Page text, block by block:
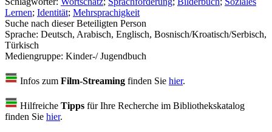
Lernen; Identität; Mehrsprachigkeit
Suche nach dieser Beteiligten Person
Sprache: Deutsch, Arabisch, Englisch, Bosnisch/Kroatisch/Serbisch,
Türkisch
Mediengruppe: Kinder-/ Jugendbuch
Infos zum Film-Streaming finden Sie hier.
Hilfreiche Tipps für Ihre Recherche im Bibliothekskatalog
finden Sie hier.